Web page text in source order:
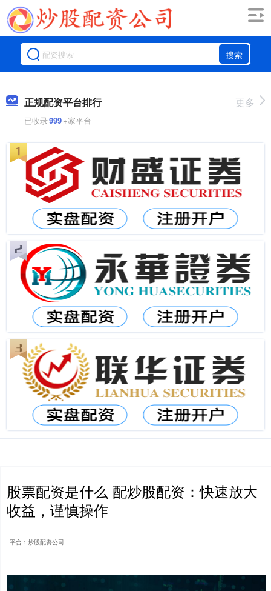
搜索
正规配资平台排行
已收录999+家平台
更多
股票配资是什么 配炒股配资：快速放大
收益，谨慎操作
平台：炒股配资公司